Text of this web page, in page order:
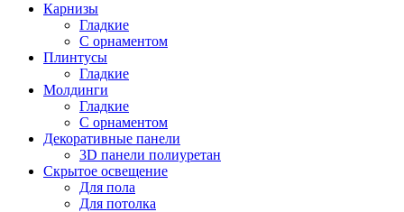
Карнизы
Гладкие
С орнаментом
Плинтусы
Гладкие
Молдинги
Гладкие
С орнаментом
Декоративные панели
3D панели полиуретан
Скрытое освещение
Для пола
Для потолка